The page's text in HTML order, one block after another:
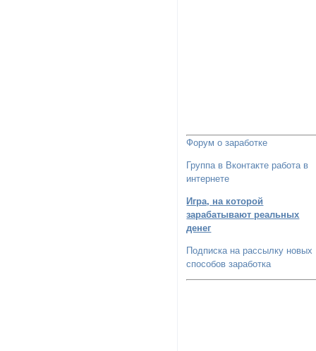
Форум о заработке
Группа в Вконтакте работа в
интернете
Игра, на которой
зарабатывают реальных
денег
Подписка на рассылку новых
способов заработка